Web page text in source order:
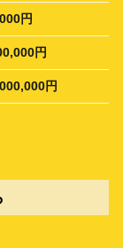
円
円
円